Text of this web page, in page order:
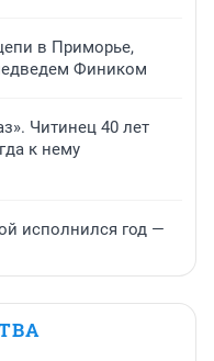
в Приморье,
Фиником
Читинец 40 лет
к нему
исполнился год —